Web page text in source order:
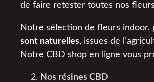
de faire retester toutes nos
Notre sélection de fleurs
sont naturelles, issues de
Notre CBD shop en ligne vous
Nos résines CBD